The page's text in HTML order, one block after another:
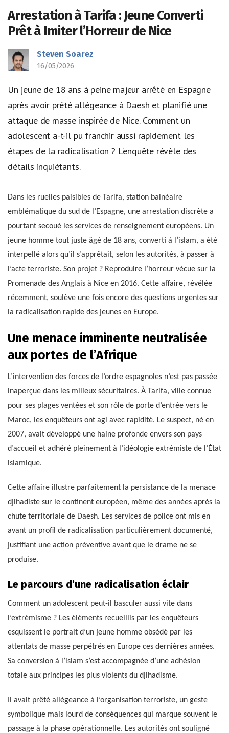
Arrestation à Tarifa : Jeune Converti
Prêt à Imiter l’Horreur de Nice
Steven Soarez
16/05/2026
Un jeune de 18 ans à peine majeur arrêté en Espagne
après avoir prêté allégeance à Daesh et planifié une
attaque de masse inspirée de Nice. Comment un
adolescent a-t-il pu franchir aussi rapidement les
étapes de la radicalisation ? L'enquête révèle des
détails inquiétants.
Dans les ruelles paisibles de Tarifa, station balnéaire
emblématique du sud de l’Espagne, une arrestation discrète a
pourtant secoué les services de renseignement européens. Un
jeune homme tout juste âgé de 18 ans, converti à l’islam, a été
interpellé alors qu’il s’apprêtait, selon les autorités, à passer à
l’acte terroriste. Son projet ? Reproduire l’horreur vécue sur la
Promenade des Anglais à Nice en 2016. Cette affaire, révélée
récemment, soulève une fois encore des questions urgentes sur
la radicalisation rapide des jeunes en Europe.
Une menace imminente neutralisée
aux portes de l’Afrique
L’intervention des forces de l’ordre espagnoles n’est pas passée
inaperçue dans les milieux sécuritaires. À Tarifa, ville connue
pour ses plages ventées et son rôle de porte d’entrée vers le
Maroc, les enquêteurs ont agi avec rapidité. Le suspect, né en
2007, avait développé une haine profonde envers son pays
d’accueil et adhéré pleinement à l’idéologie extrémiste de l’État
islamique.
Cette affaire illustre parfaitement la persistance de la menace
djihadiste sur le continent européen, même des années après la
chute territoriale de Daesh. Les services de police ont mis en
avant un profil de radicalisation particulièrement documenté,
justifiant une action préventive avant que le drame ne se
produise.
Le parcours d’une radicalisation éclair
Comment un adolescent peut-il basculer aussi vite dans
l’extrémisme ? Les éléments recueillis par les enquêteurs
esquissent le portrait d’un jeune homme obsédé par les
attentats de masse perpétrés en Europe ces dernières années.
Sa conversion à l’islam s’est accompagnée d’une adhésion
totale aux principes les plus violents du djihadisme.
Il avait prêté allégeance à l’organisation terroriste, un geste
symbolique mais lourd de conséquences qui marque souvent le
passage à la phase opérationnelle. Les autorités ont souligné